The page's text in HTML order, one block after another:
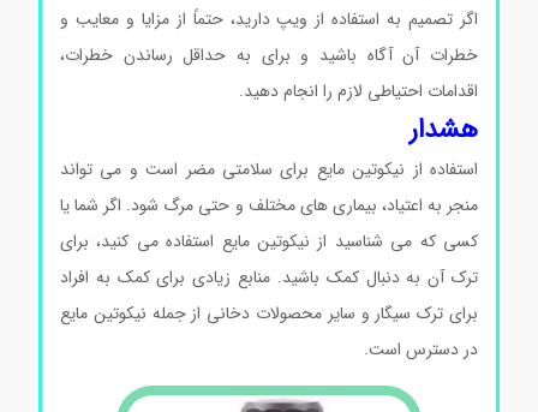
اگر تصمیم به استفاده از ویپ دارید، حتماً از مزایا و معایب و
خطرات آن آگاه باشید و برای به حداقل رساندن خطرات،
اقدامات احتیاطی لازم را انجام دهید.
هشدار
استفاده از نیکوتین مایع برای سلامتی مضر است و می تواند
منجر به اعتیاد، بیماری های مختلف و حتی مرگ شود. اگر شما یا
کسی که می شناسید از نیکوتین مایع استفاده می کنید، برای
ترک آن به دنبال کمک باشید. منابع زیادی برای کمک به افراد
برای ترک سیگار و سایر محصولات دخانی از جمله نیکوتین مایع
در دسترس است.